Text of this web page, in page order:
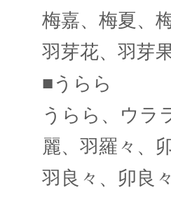
梅嘉、梅夏、
羽芽花、羽芽
■うらら
うらら、ウラ
麗、羽羅々、
羽良々、卯良